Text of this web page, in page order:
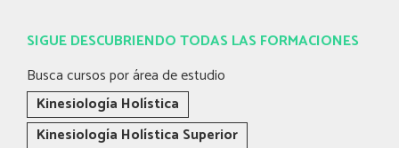
SIGUE DESCUBRIENDO TODAS LAS FORMACIONES
Busca cursos por área de estudio
Kinesiología Holística
Kinesiología Holística Superior